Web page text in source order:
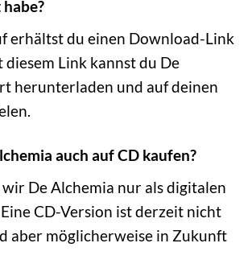
erhältst du einen Download-Link
diesem Link kannst du De
herunterladen und auf deinen
auch auf CD kaufen?
De Alchemia nur als digitalen
CD-Version ist derzeit nicht
aber möglicherweise in Zukunft